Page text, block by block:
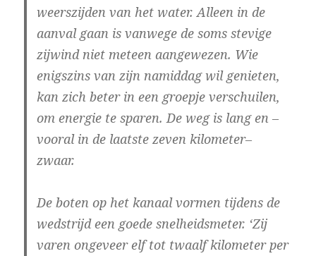
weerszijden van het water. Alleen in de
aanval gaan is vanwege de soms stevige
zijwind niet meteen aangewezen. Wie
enigszins van zijn namiddag wil genieten,
kan zich beter in een groepje verschuilen,
om energie te sparen. De weg is lang en –
vooral in de laatste zeven kilometer–
zwaar.
De boten op het kanaal vormen tijdens de
wedstrijd een goede snelheidsmeter. ‘Zij
varen ongeveer elf tot twaalf kilometer per